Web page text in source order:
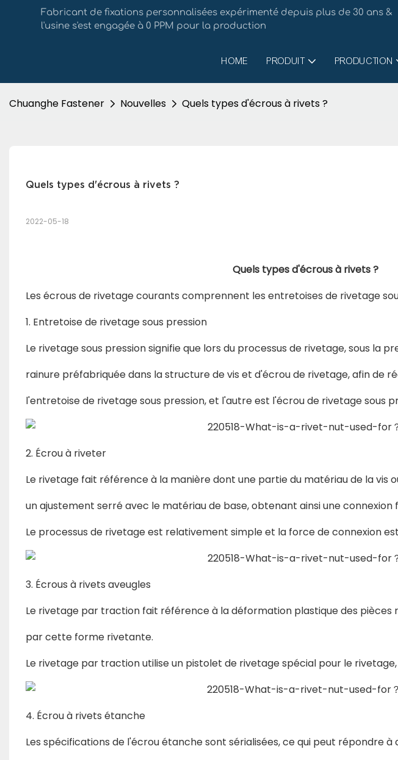
Fabricant de fixations personnalisées expérimenté depuis plus de 30 ans &
l'usine s'est engagée à 0 PPM pour la production
HOME PRODUIT PRODUCTION
Chuanghe Fastener Nouvelles Quels types d'écrous à rivets ?
Quels types d'écrous à rivets ?
2022-05-18
Quels types d'écrous à rivets ?
Les écrous de rivetage courants comprennent les entretoises de rivetage
1. Entretoise de rivetage sous pression
Le rivetage sous pression signifie que lors du processus de rivetage, sous
rainure préfabriquée dans la structure de vis et d'écrou de rivetage, afin de
l'entretoise de rivetage sous pression, et l'autre est l'écrou de rivetage sous
2. Écrou à riveter
Le rivetage fait référence à la manière dont une partie du matériau de la
un ajustement serré avec le matériau de base, obtenant ainsi une connexion
Le processus de rivetage est relativement simple et la force de connexion
3. Écrous à rivets aveugles
Le rivetage par traction fait référence à la déformation plastique des pièces
par cette forme rivetante.
Le rivetage par traction utilise un pistolet de rivetage spécial pour le
4. Écrou à rivets étanche
Les spécifications de l'écrou étanche sont sérialisées, ce qui peut